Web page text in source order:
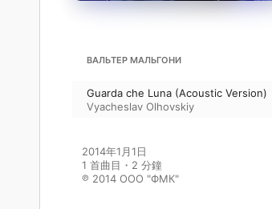
ВАЛЬТЕР МАЛЬГОНИ
Guarda che Luna (Acoustic Version)
Vyacheslav Olhovskiy
2014年1月1日
1 首曲目・2 分鐘
℗ 2014 ООО "ФМК"